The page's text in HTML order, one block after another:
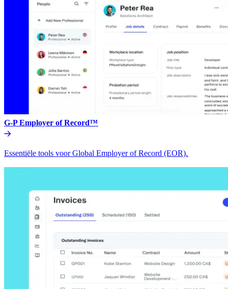
G-P Employer of Record™​​
Essentiële tools voor Global Employer of Record (EOR).​​